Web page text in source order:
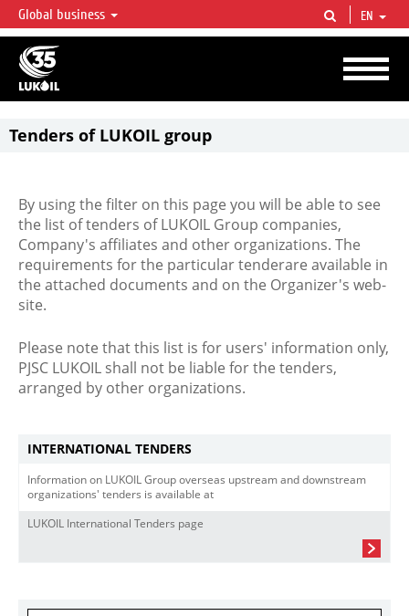
LUKOIL OVERVIEW
LUKOIL is one of the largest oil & gas vertical integrated companies in the world
accounting for over 2% of crude production and circa 1% of proved hydrocarbon
reserves globally.
Global business EN
Tenders of LUKOIL group
By using the filter on this page you will be able to see
the list of tenders of LUKOIL Group companies,
Company's affiliates and other organizations. The
requirements for the particular tenderare available in
the attached documents and on the Organizer's web-
site.
Please note that this list is for users' information only,
PJSC LUKOIL shall not be liable for the tenders,
arranged by other organizations.
INTERNATIONAL TENDERS
Information on LUKOIL Group overseas upstream and downstream
organizations' tenders is available at
LUKOIL International Tenders page